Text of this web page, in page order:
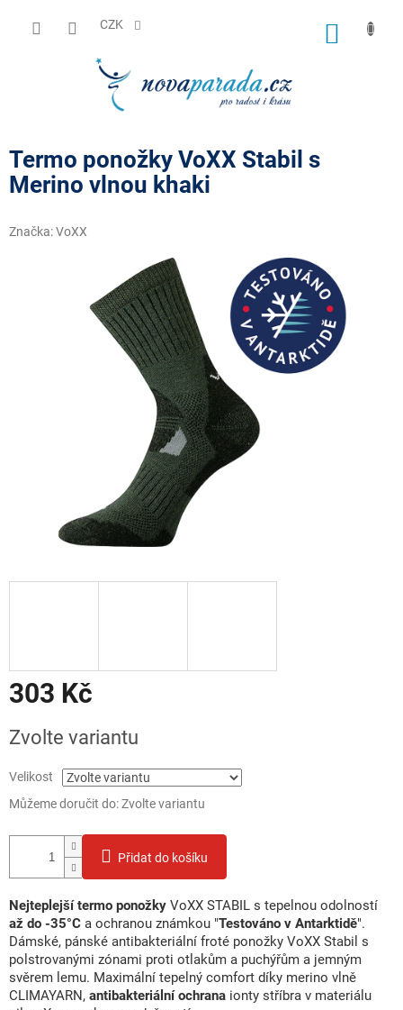
CZK
Termo ponožky VoXX Stabil s
Merino vlnou khaki
Značka:VoXX
303 Kč
cena:
Zvolte variantu
Velikost
Můžeme doručit do:Zvolte variantu
Přidat do košíku
Nejteplejší termo ponožky VoXX STABIL s tepelnou odolností
až do -35°C a ochranou známkou "Testováno v Antarktidě".
Dámské, pánské antibakteriální froté ponožky VoXX Stabil s
polstrovanými zónami proti otlakům a puchýřům a jemným
svěrem lemu. Maximální tepelný comfort díky merino vlně
CLIMAYARN, antibakteriální ochrana ionty stříbra v materiálu